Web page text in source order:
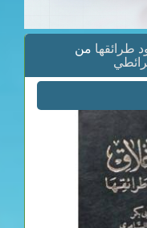
طرائقها من